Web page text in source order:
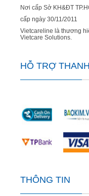
Nơi cấp Sở KH&ĐT
cấp ngày 30/11/2011
Vietcareline là thương
Vietcare Solutions.
HỖ TRỢ
THÔNG TIN